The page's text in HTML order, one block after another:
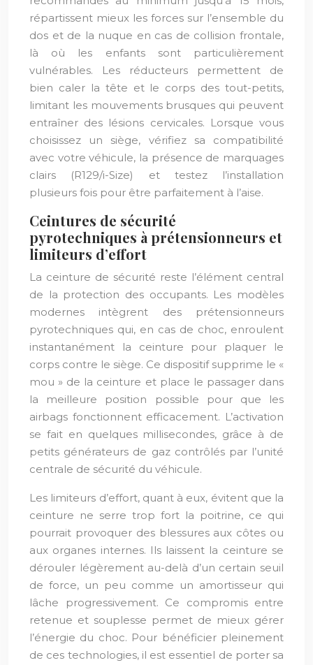
répartissent mieux les forces sur l’ensemble du
dos et de la nuque en cas de collision frontale,
là où les enfants sont particulièrement
vulnérables. Les réducteurs permettent de
bien caler la tête et le corps des tout-petits,
limitant les mouvements brusques qui peuvent
entraîner des lésions cervicales. Lorsque vous
choisissez un siège, vérifiez sa compatibilité
avec votre véhicule, la présence de marquages
clairs (R129/i-Size) et testez l’installation
plusieurs fois pour être parfaitement à l’aise.
Ceintures de sécurité
pyrotechniques à prétensionneurs et
limiteurs d’effort
La ceinture de sécurité reste l’élément central
de la protection des occupants. Les modèles
modernes intègrent des prétensionneurs
pyrotechniques qui, en cas de choc, enroulent
instantanément la ceinture pour plaquer le
corps contre le siège. Ce dispositif supprime le «
mou » de la ceinture et place le passager dans
la meilleure position possible pour que les
airbags fonctionnent efficacement. L’activation
se fait en quelques millisecondes, grâce à de
petits générateurs de gaz contrôlés par l’unité
centrale de sécurité du véhicule.
Les limiteurs d’effort, quant à eux, évitent que la
ceinture ne serre trop fort la poitrine, ce qui
pourrait provoquer des blessures aux côtes ou
aux organes internes. Ils laissent la ceinture se
dérouler légèrement au-delà d’un certain seuil
de force, un peu comme un amortisseur qui
lâche progressivement. Ce compromis entre
retenue et souplesse permet de mieux gérer
l’énergie du choc. Pour bénéficier pleinement
de ces technologies, il est essentiel de porter sa